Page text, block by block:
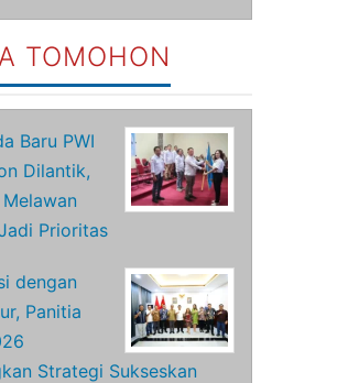
TOMOHON
Baru PWI
Dilantik,
Prioritas
dengan
Panitia
Strategi Sukseskan